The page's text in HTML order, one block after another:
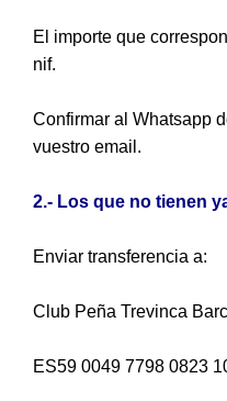
El importe que
nif.
Confirmar al Whatsapp
vuestro email.
2.- Los que no tienen
Enviar transferencia a:
Club Peña Trevinca
ES59 0049 7798 0823